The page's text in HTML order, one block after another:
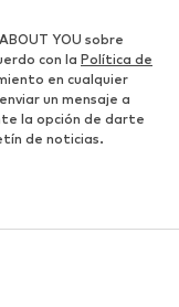
YOU sobre
con la Política de
en cualquier
un mensaje a
la opción de darte
de noticias.